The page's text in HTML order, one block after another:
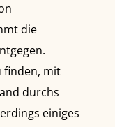
die
finden, mit
durchs
einiges